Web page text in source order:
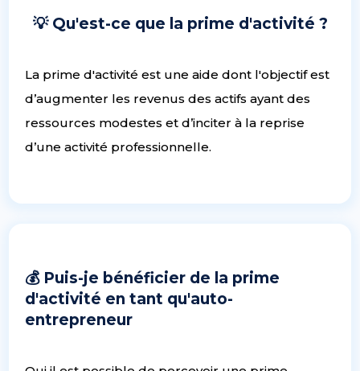
💡 Qu'est-ce que la prime d'activité ?
La prime d'activité est une aide dont l'objectif est
d’augmenter les revenus des actifs ayant des
ressources modestes et d’inciter à la reprise
d’une activité professionnelle.
💰 Puis-je bénéficier de la prime
d'activité en tant qu'auto-
entrepreneur